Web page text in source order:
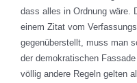
dass alles in Ordnung wäre.
einem Zitat vom
gegenüberstellt, muss man
der demokratischen
völlig andere Regeln gelten